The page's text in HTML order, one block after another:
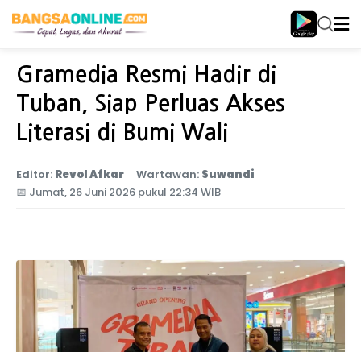
Home Jawa Timur
Gramedia Resmi Hadir di
Tuban, Siap Perluas Akses
Literasi di Bumi Wali
Editor: Revol Afkar Wartawan: Suwandi
📅 Jumat, 26 Juni 2026 pukul 22:34 WIB